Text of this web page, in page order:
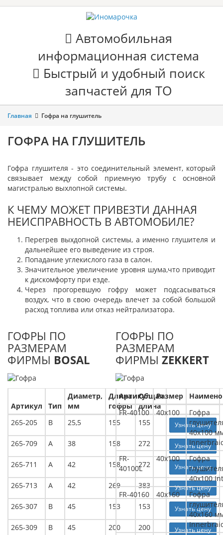
Автомобильная
информационная система
Быстрый и удобный поиск
запчастей для ТО
Главная Гофра на глушитель
ГОФРА НА ГЛУШИТЕЛЬ
Гофра глушителя - это соединительный элемент, который
связывает между собой приемную трубу с основной
магистралью выхлопной системы.
К ЧЕМУ МОЖЕТ ПРИВЕЗТИ ДАННАЯ
НЕИСПРАВНОСТЬ В АВТОМОБИЛЕ?
Перегрев выхдопной системы, а именно глушителя и
дальнейшее его выведение из строя.
Попадание углекислого газа в салон.
Значительное увеличение уровня шума,что приводит
к дискомфорту при езде.
Через прогоревшую гофру может подсасываться
воздух, что в свою очередь влечет за собой большой
расход топлива или отказ нейтрализатора.
ГОФРЫ ПО
РАЗМЕРАМ
ФИРМЫ BOSAL
Артикул Тип
Диаметр,
мм
Длина
гофры
Общая
длина
265-205
В 25,5 155 155 Узнать цену
265-709 А 38 158 272 Узнать цену
265-711 А 42 158 272 Узнать цену
265-713 А 42 269 383 Узнать цену
265-307 В 45 153 153 Узнать цену
265-309 В 45 200 200 Узнать цену
ГОФРЫ ПО
РАЗМЕРАМ
ФИРМЫZEKKERT
Артикул Размер
FR-40100
40x100
Гофра
40x100
FR-
40100L
40x100
Гофра
40x100
FR-40160
40x160
Гофра
40x160